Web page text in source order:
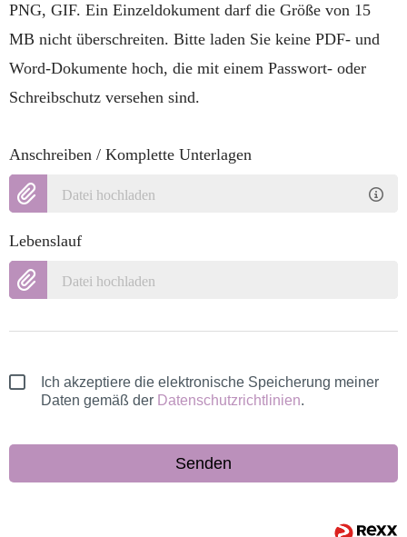
PNG, GIF. Ein Einzeldokument darf die Größe von 15
MB nicht überschreiten. Bitte laden Sie keine PDF- und
Word-Dokumente hoch, die mit einem Passwort- oder
Schreibschutz versehen sind.
Anschreiben / Komplette Unterlagen
Datei hochladen
Lebenslauf
Datei hochladen
Ich akzeptiere die elektronische Speicherung meiner
Daten gemäß der Datenschutzrichtlinien.
Senden